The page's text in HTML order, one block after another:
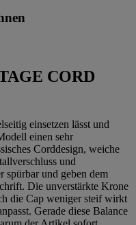
CORD
einsetzen lässt und
einen sehr
Corddesign, weiche
und
spürbar und geben dem
Die unverstärkte Krone
die Cap weniger steif wirkt
Gerade diese Balance